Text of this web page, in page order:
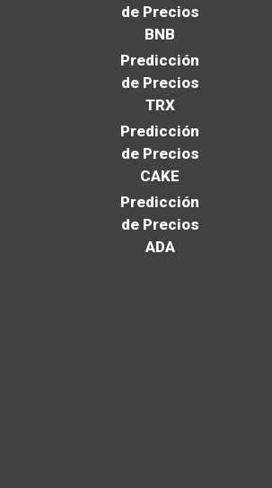
de Precios
BNB
Predicción
de Precios
TRX
Predicción
de Precios
CAKE
Predicción
de Precios
ADA